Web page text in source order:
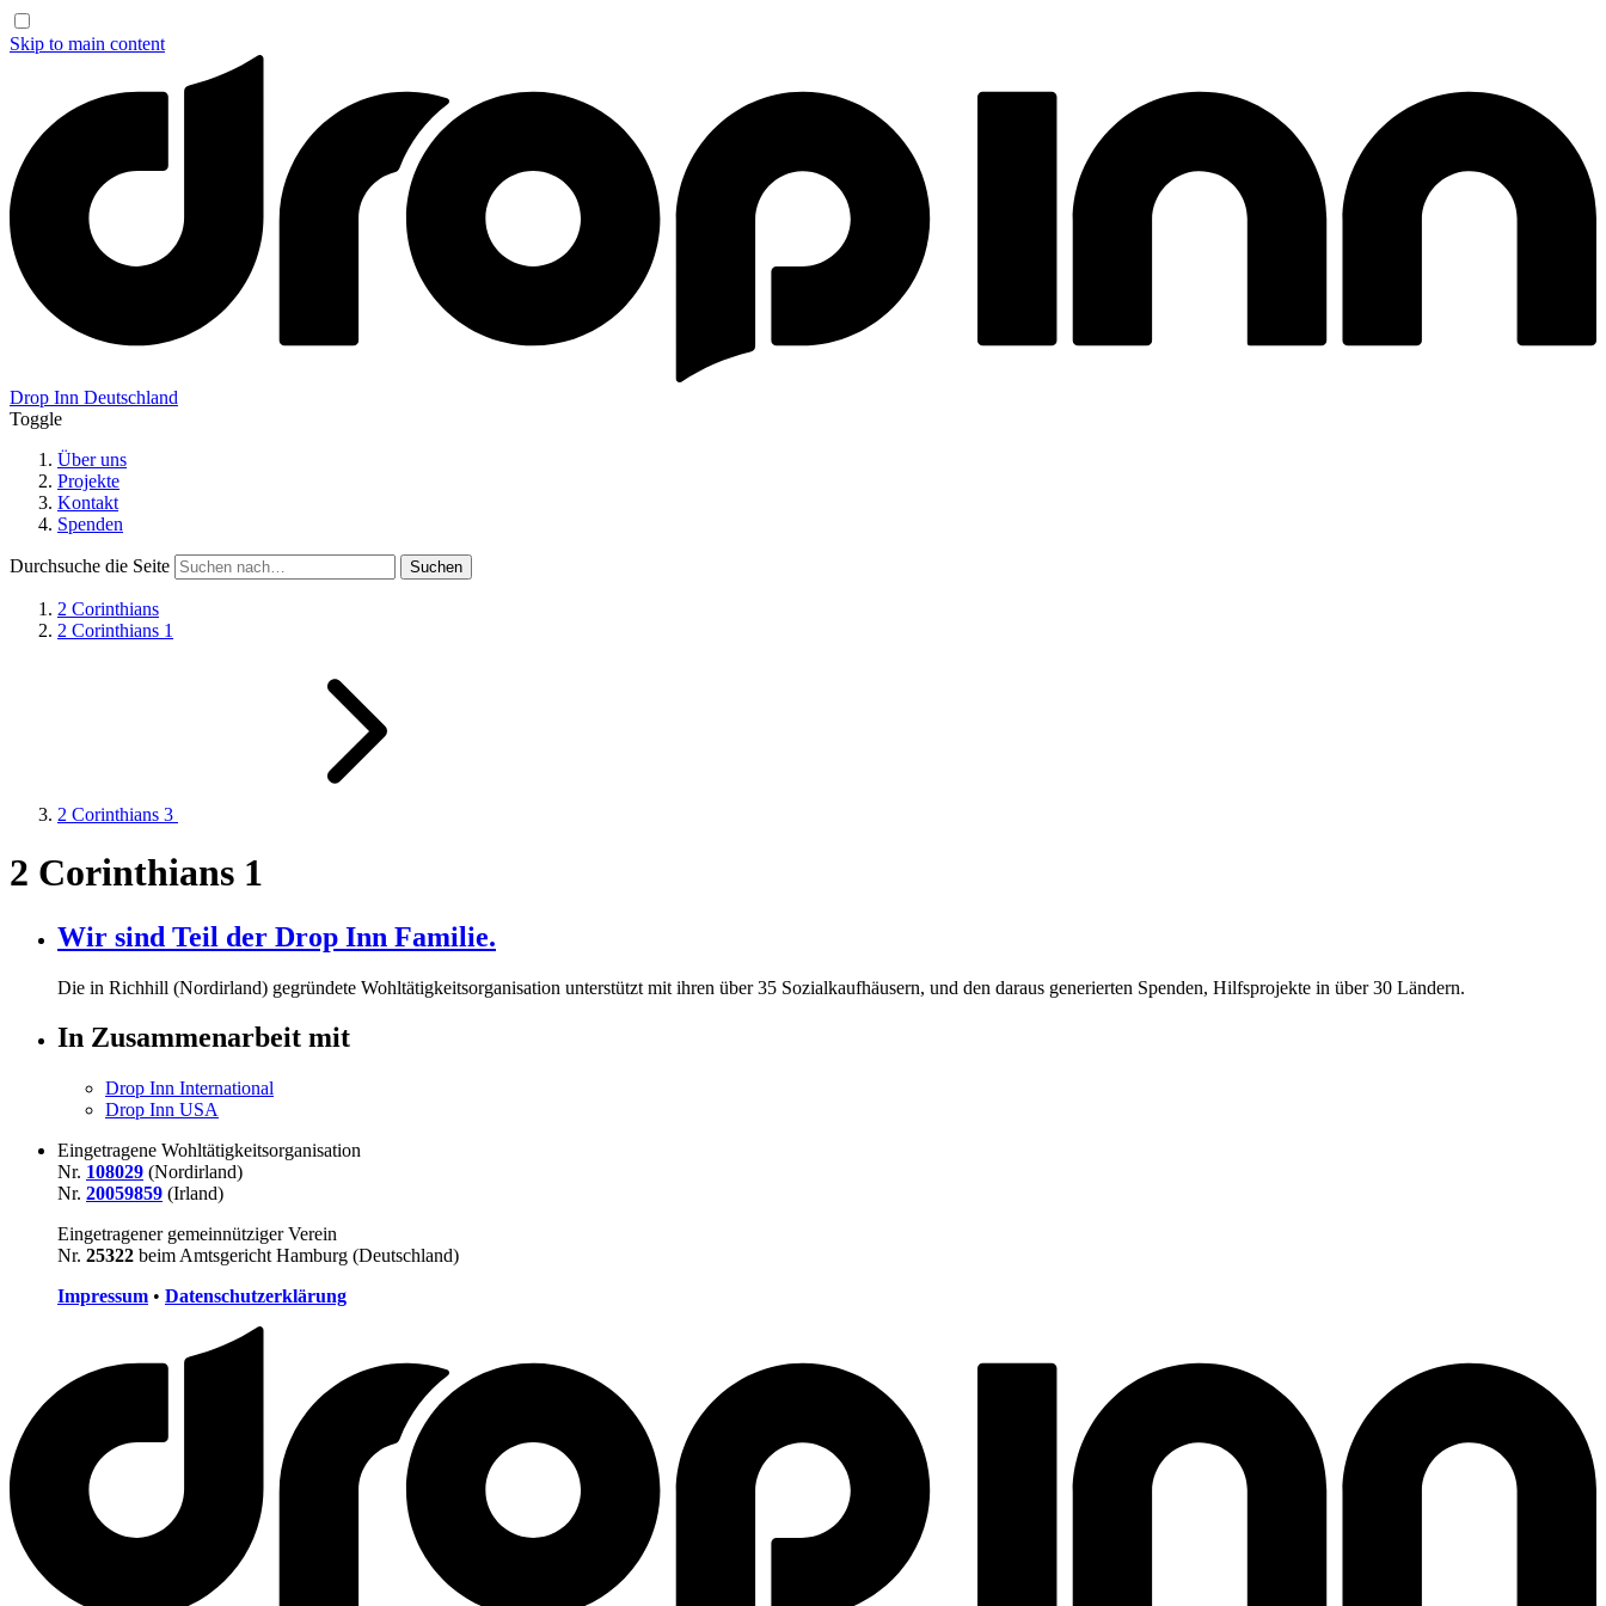
Skip to main content
Drop Inn Deutschland
Toggle
Über uns
Projekte
Kontakt
Spenden
Durchsuche die Seite
2 Corinthians
2 Corinthians 1
2 Corinthians 3
2 Corinthians 1
Wir sind Teil der Drop Inn Familie.
Die in Richhill (Nordirland) gegründete Wohltätigkeitsorganisation unterstützt mit ihren über35 Sozialkaufhäusern, und den daraus generierten Spenden, Hilfsprojekte in über30 Ländern.
In Zusammenarbeit mit
Drop Inn International
Drop Inn USA
Eingetragene Wohltätigkeitsorganisation
Nr. 108029 (Nordirland)
Nr. 20059859 (Irland)
Eingetragener gemeinnütziger Verein
Nr. 25322 beim Amtsgericht Hamburg (Deutschland)
Impressum • Datenschutzerklärung